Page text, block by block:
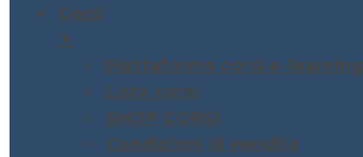
Corsi
▼
Piattaforma corsi e-learning
Lista corsi
SHOP CORSI
Condizioni di vendita